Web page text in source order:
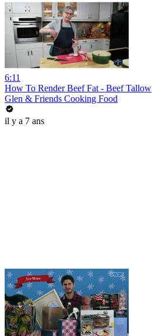
6:11
How To Render Beef Fat - Beef Tallow
Glen & Friends Cooking Food
il y a 7 ans